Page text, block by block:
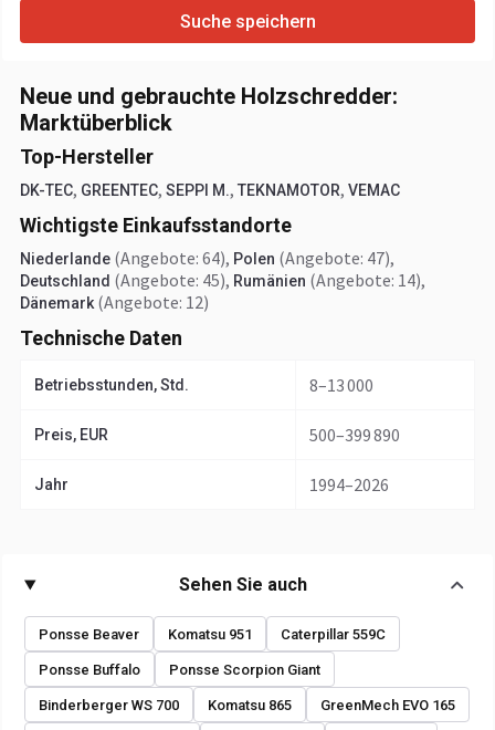
Suche speichern
Neue und gebrauchte Holzschredder:
Marktüberblick
Top-Hersteller
DK-TEC, GREENTEC, SEPPI M., TEKNAMOTOR, VEMAC
Wichtigste Einkaufsstandorte
Niederlande (Angebote: 64), Polen (Angebote: 47),
Deutschland (Angebote: 45), Rumänien (Angebote: 14),
Dänemark (Angebote: 12)
Technische Daten
Betriebsstunden, Std. 8–13 000
Preis, EUR 500–399 890
Jahr 1994–2026
Sehen Sie auch
Ponsse Beaver Komatsu 951 Caterpillar 559C
Ponsse Buffalo Ponsse Scorpion Giant
Binderberger WS 700 Komatsu 865 GreenMech EVO 165